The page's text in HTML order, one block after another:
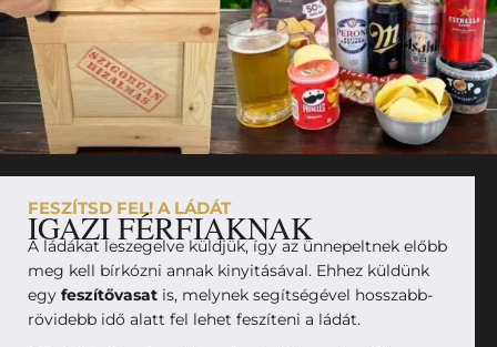
FESZÍTSD FEL! A LÁDÁT
IGAZI FÉRFIAKNAK
A ládákat leszegelve küldjük, így az ünnepeltnek előbb
meg kell bírkózni annak kinyitásával. Ehhez küldünk
egy feszítővasat is, melynek segítségével hosszabb-
rövidebb idő alatt fel lehet feszíteni a ládát.